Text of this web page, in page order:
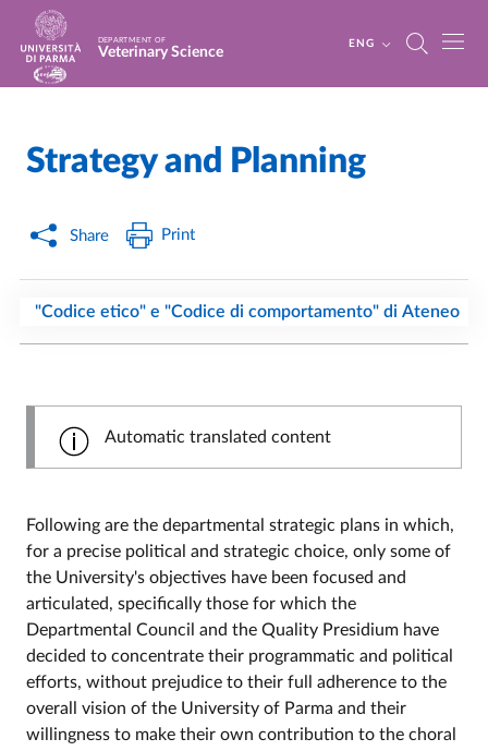
Skip to main content
Skip to footer
DEPARTMENT OF
Veterinary Science
ENG
Home /
Strategy and Planning
Share Print
"Codice etico" e "Codice di comportamento" di Ateneo
Automatic translated content
Following are the departmental strategic plans in which,
for a precise political and strategic choice, only some of
the University's objectives have been focused and
articulated, specifically those for which the
Departmental Council and the Quality Presidium have
decided to concentrate their programmatic and political
efforts, without prejudice to their full adherence to the
overall vision of the University of Parma and their
willingness to make their own contribution to the choral